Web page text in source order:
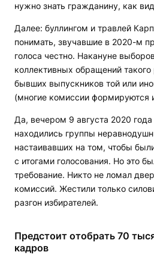
нужно знать гражданину, как
Далее: буллингом и травлей
понимать, звучавшие в 2020-м
голоса честно. Накануне
коллективных обращений такого
бывших выпускников той или
(многие комиссии формируются
Да, вечером 9 августа 2020
находились группы
настаивавших на том, чтобы
с итогами голосования. Но это
требование. Никто не ломал
комиссий. Жестили только
разгон избирателей.
Предстоит отобрать 70
кадров